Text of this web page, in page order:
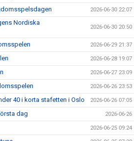
2026-06-30 22:07
Nordiska
2026-06-30 20:50
2026-06-29 21:37
2026-06-28 19:07
2026-06-27 23:09
2026-06-26 23:53
40 i korta stafetten i Oslo 2026-06-26 07:05
dag 2026-06-26
2026-06-25 09:24